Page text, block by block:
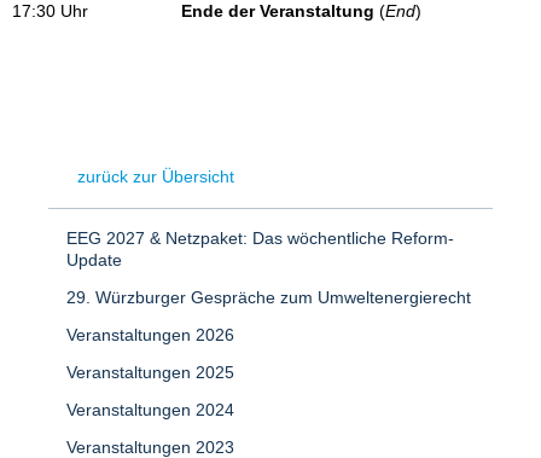
17:30 Uhr Ende der Veranstaltung (End)
zurück zur Übersicht
EEG 2027 & Netzpaket: Das wöchentliche Reform-
Update
29. Würzburger Gespräche zum Umweltenergierecht
Veranstaltungen 2026
Veranstaltungen 2025
Veranstaltungen 2024
Veranstaltungen 2023